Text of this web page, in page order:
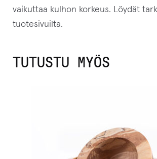
vaikuttaa kulhon korkeus. Löydät
tuotesivuilta.
TUTUSTU MYÖS